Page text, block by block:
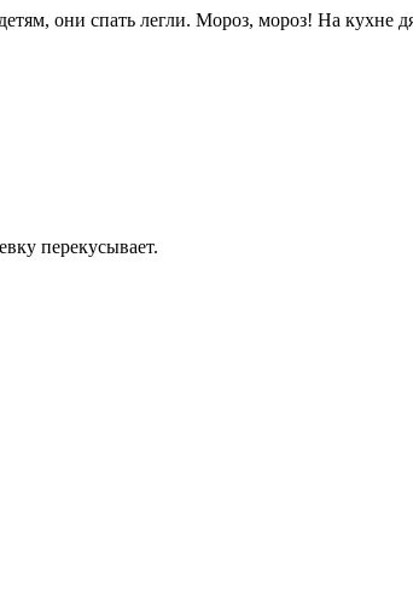
они спать легли. Мороз, мороз! На кухне
перекусывает.